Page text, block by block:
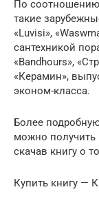
По
такие
«Luvisi»,
сантехникой
«Bandhours»,
«Керамин»,
эконом-класса.
Более
можно получить
скачав книгу о
Купить книгу —